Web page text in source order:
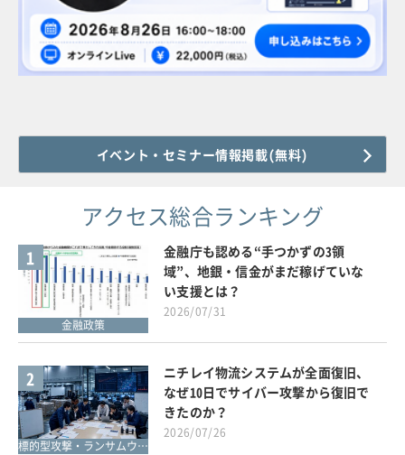
イベント・セミナー情報掲載(無料)
アクセス総合ランキング
1
金融政策
金融庁も認める“手つかずの3領
域”、地銀・信金がまだ稼げていな
い支援とは？
2026/07/31
2
標的型攻撃・ランサムウェア対策
ニチレイ物流システムが全面復旧、
なぜ10日でサイバー攻撃から復旧で
きたのか？
2026/07/26